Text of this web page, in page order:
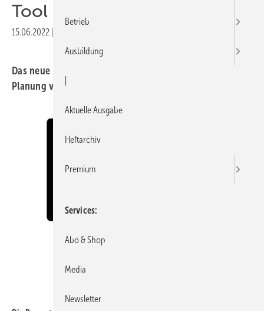
Tool Bäder sicher planen
15.06.2022
Das neue Bemusterungstool von Geberit erleichtert die
Planung von Bädern und aller nötigen Montageelemente.
Betrieb
Ausbildung
Aktuelle Ausgabe
Heftarchiv
Premium
Services
Abo & Shop
Media
Newsletter